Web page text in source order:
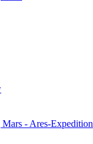
- Ares-Expedition